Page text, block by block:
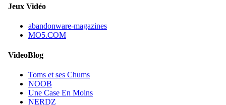
Jeux Vidéo
abandonware-magazines
MO5.COM
VideoBlog
Toms et ses Chums
NOOB
Une Case En Moins
NERDZ